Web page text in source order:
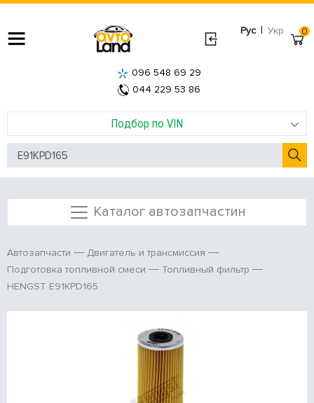
Рус | Укр
Подбор по VIN
096 548 69 29
044 229 53 86
0
Каталог автозапчастин
Автозапчасти
Двигатель и трансмиссия
Подготовка топливной смеси
Топливный фильтр
HENGST E91KPD165